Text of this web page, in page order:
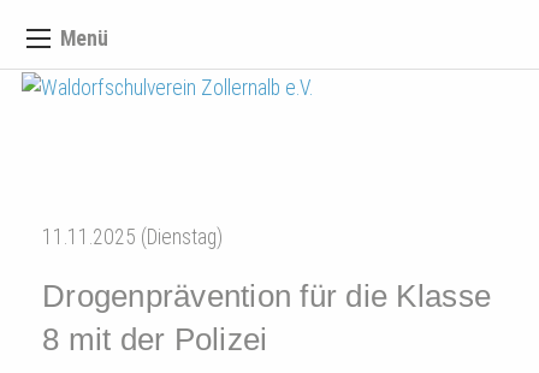
Menü
11.11.2025 (Dienstag)
Drogenprävention für die Klasse
8 mit der Polizei